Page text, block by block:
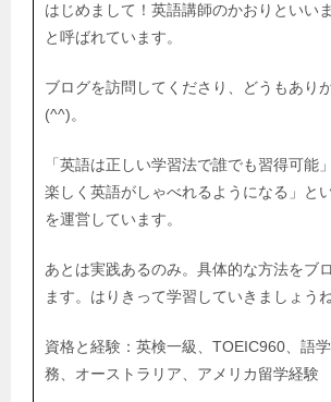
はじめまして！英語講師のかおりといい
と呼ばれています。
ブログを訪問してくださり、どうもあり
(^^)。
「英語は正しい学習法で誰でも習得可能
楽しく英語がしゃべれるようになる」と
を運営しています。
あとは実践あるのみ。具体的な方法をブ
ます。はりきって学習していきましょうね
資格と経験：英検一級、TOEIC960、語
務、オーストラリア、アメリカ留学経験